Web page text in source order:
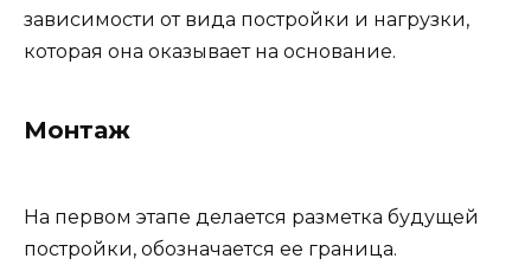
зависимости от вида постройки и нагрузки,
которая она оказывает на основание.
Монтаж
На первом этапе делается разметка будущей
постройки, обозначается ее граница.